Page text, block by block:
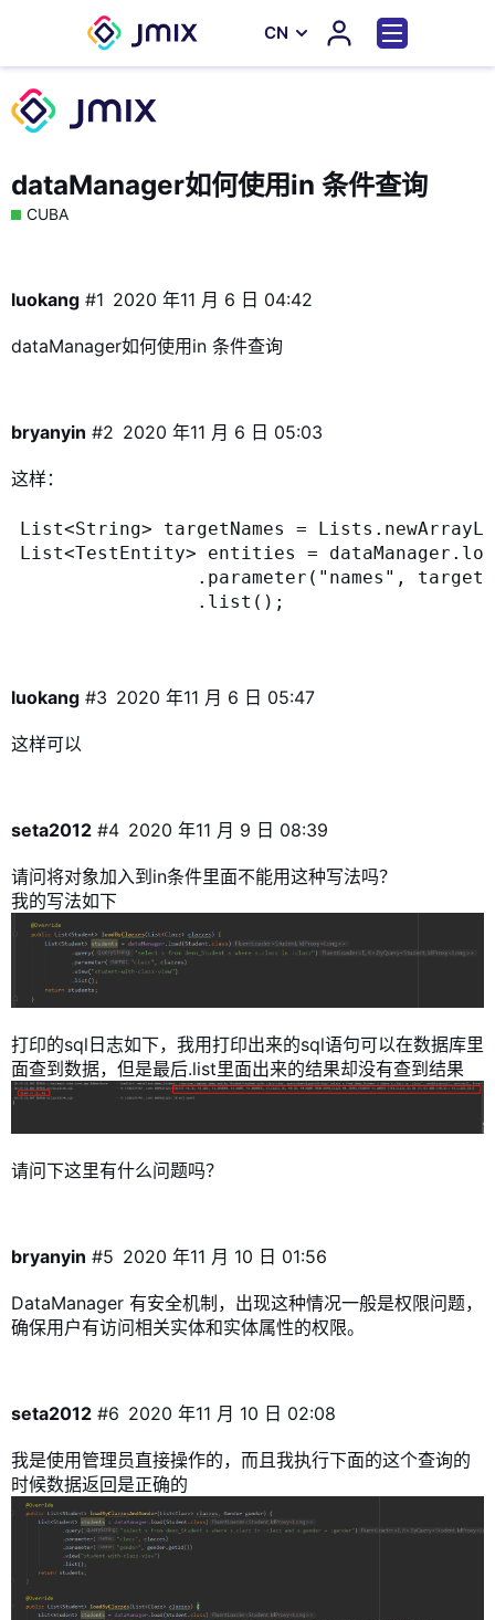
СN
dataManager如何使用in 条件查询
CUBA
luokang 2020 年11 月 6 日 04:42
#1
dataManager如何使用in 条件查询
bryanyin 2020 年11 月 6 日 05:03
#2
这样：
List<String> targetNames =
List<TestEntity> entities =
.parameter("names",
luokang 2020 年11 月 6 日 05:47
#3
这样可以
seta2012 2020 年11 月 9 日 08:39
#4
请问将对象加入到in条件里面不能用这种写法吗？
我的写法如下
打印的sql日志如下，我用打印出来的sql语句可以在数据库里
面查到数据，但是最后.list里面出来的结果却没有查到结果
请问下这里有什么问题吗？
bryanyin 2020 年11 月 10 日 01:56
#5
DataManager 有安全机制 ，出现这种情况一般是权限问题，
确保用户有访问相关实体和实体属性的权限。
seta2012 2020 年11 月 10 日 02:08
#6
我是使用管理员直接操作的，而且我执行下面的这个查询的
时候数据返回是正确的